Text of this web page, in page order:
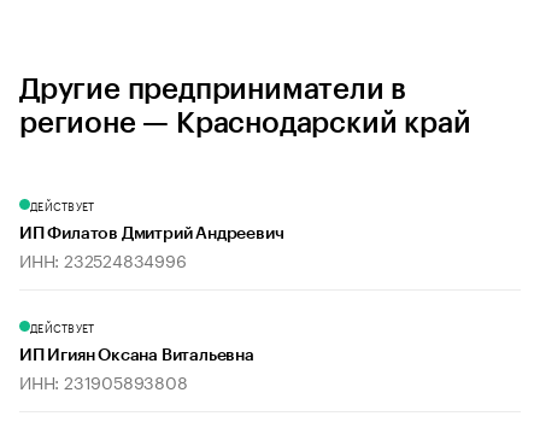
Другие предприниматели в
регионе — Краснодарский край
ДЕЙСТВУЕТ
ИП Филатов Дмитрий Андреевич
ИНН: 232524834996
ДЕЙСТВУЕТ
ИП Игиян Оксана Витальевна
ИНН: 231905893808